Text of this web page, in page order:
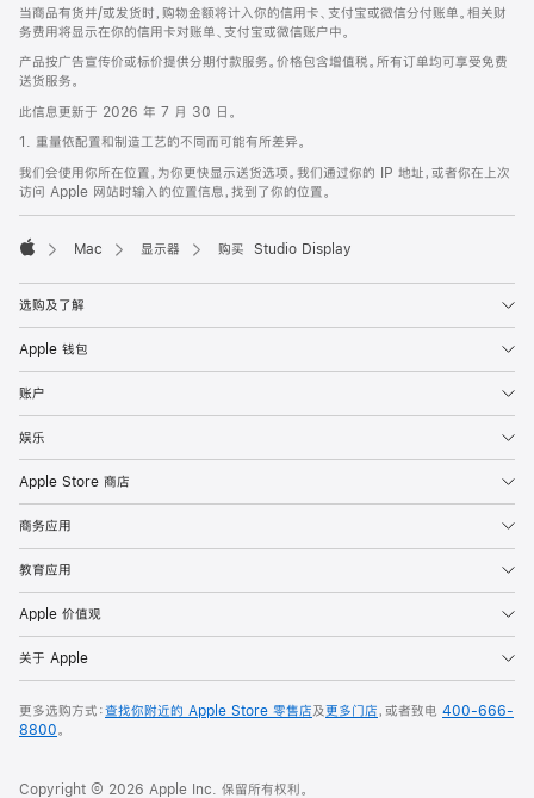
当商品有货并/或发货时，购物金额将计入你的信用卡、支付宝或微信分付账单。相关财
务费用将显示在你的信用卡对账单、支付宝或微信账户中。
产品按广告宣传价或标价提供分期付款服务。价格包含增值税。所有订单均可享受免费
送货服务。
此信息更新于 2026 年 7 月 30 日。
1. 重量依配置和制造工艺的不同而可能有所差异。
我们会使用你所在位置，为你更快显示送货选项。我们通过你的 IP 地址，或者你在上次
访问 Apple 网站时输入的位置信息，找到了你的位置。
Mac 显示器 购买 Studio Display
选购及了解
Apple 钱包
账户
娱乐
Apple Store 商店
商务应用
教育应用
Apple 价值观
关于 Apple
更多选购方式：查找你附近的 Apple Store 零售店及更多门店，或者致电 400-666-
8800。
Copyright © 2026 Apple Inc. 保留所有权利。